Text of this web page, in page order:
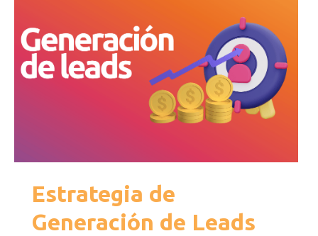
Estrategia de
Generación de Leads